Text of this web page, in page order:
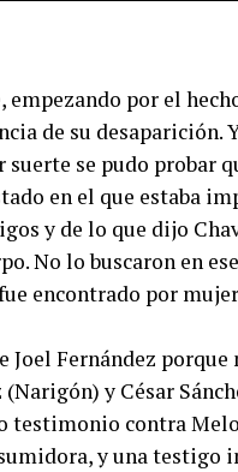
por el
de su desaparición.
suerte se pudo probar
en el que estaba
y de lo que dijo
No lo buscaron en
encontrado por
Fernández porque
y César
testimonio contra
y una testigo